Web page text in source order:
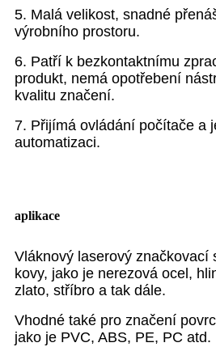
5. Malá velikost, snadné
výrobního prostoru.
6. Patří k bezkontaktnímu
produkt, nemá opotřebení
kvalitu značení.
7. Přijímá ovládání počítače a
automatizaci.
aplikace
Vláknový laserový značkovací
kovy, jako je nerezová ocel,
zlato, stříbro a tak dále.
Vhodné také pro značení
jako je PVC, ABS, PE, PC atd.